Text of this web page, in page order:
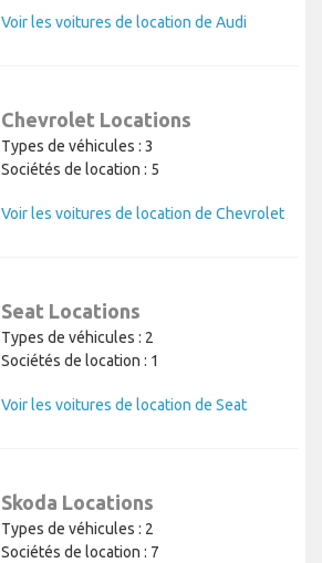
Voir les voitures de location de Audi
Chevrolet Locations
Types de véhicules : 3
Sociétés de location : 5
Voir les voitures de location de Chevrolet
Seat Locations
Types de véhicules : 2
Sociétés de location : 1
Voir les voitures de location de Seat
Skoda Locations
Types de véhicules : 2
Sociétés de location : 7